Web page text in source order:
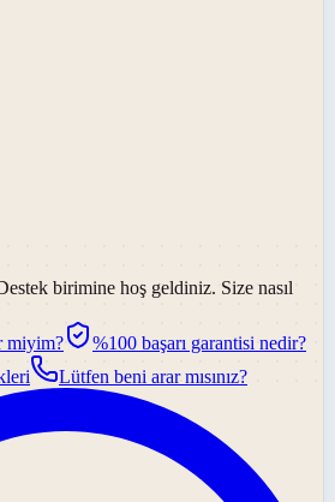
birimine hoş geldiniz. Size nasıl
miyim?
%100 başarı garantisi nedir?
Lütfen beni arar mısınız?